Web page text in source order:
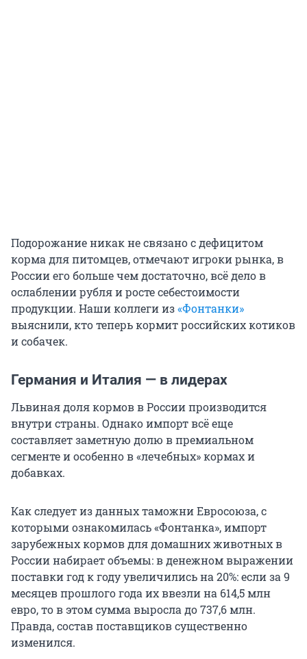
Подорожание никак не связано с дефицитом
корма для питомцев, отмечают игроки рынка, в
России его больше чем достаточно, всё дело в
ослаблении рубля и росте себестоимости
продукции. Наши коллеги из«Фонтанки»
выяснили, кто теперь кормит российских котиков
и собачек.
Германия и Италия — в лидерах
Львиная доля кормов в России производится
внутри страны. Однако импорт всё еще
составляет заметную долю в премиальном
сегменте и особенно в «лечебных» кормах и
добавках.
Как следует из данных таможни Евросоюза, с
которыми ознакомилась «Фонтанка», импорт
зарубежных кормов для домашних животных в
России набирает объемы: в денежном выражении
поставки год к году увеличились на 20%: если за 9
месяцев прошлого года их ввезли на 614,5 млн
евро, то в этом сумма выросла до 737,6 млн.
Правда, состав поставщиков существенно
изменился.